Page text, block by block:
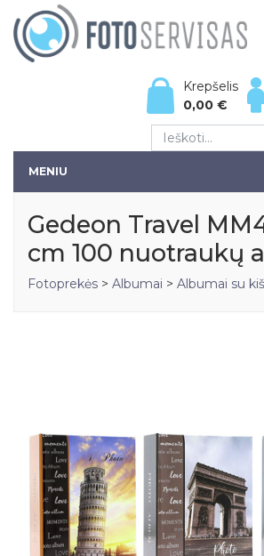
Krepšelis
0,00 €
MENIU
Gedeon Travel
cm 100 nuotraukų
Fotoprekės > Albumai > Albumai su